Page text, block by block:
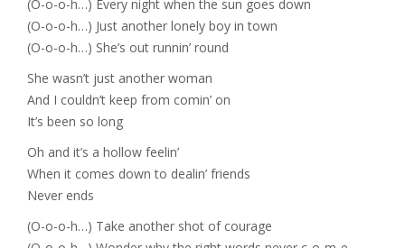
(O-o-o-h…) Every night when the sun goes down
(O-o-o-h…) Just another lonely boy in town
(O-o-o-h…) She’s out runnin’ round
She wasn’t just another woman
And I couldn’t keep from comin’ on
It’s been so long
Oh and it’s a hollow feelin’
When it comes down to dealin’ friends
Never ends
(O-o-o-h…) Take another shot of courage